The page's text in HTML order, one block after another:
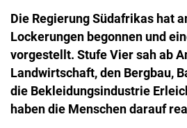
Die Regierung Südafrikas hat
Lockerungen begonnen und
vorgestellt. Stufe Vier sah ab
Landwirtschaft, den Bergbau,
die Bekleidungsindustrie
haben die Menschen darauf